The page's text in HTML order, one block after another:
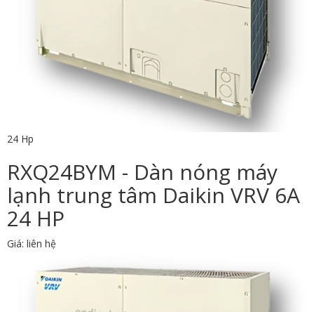
24 Hp
RXQ24BYM - Dàn nóng máy
lạnh trung tâm Daikin VRV 6A
24 HP
Giá: liên hệ